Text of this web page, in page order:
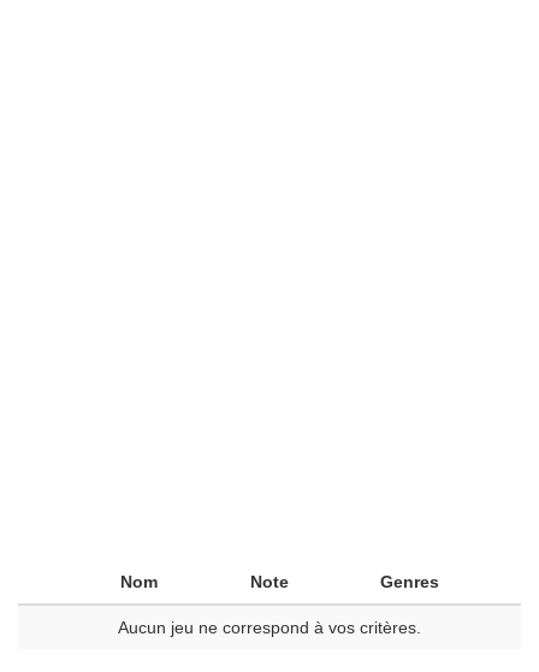
Nom Note Genres
Aucun jeu ne correspond à vos critères.